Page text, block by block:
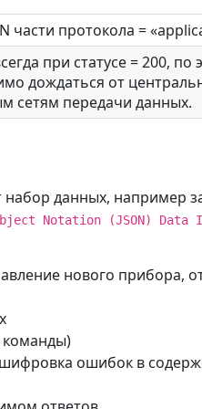
части протокола =
при статусе = 200,
дождаться от
сетям передачи данных.
данных, например
Notation (JSON) Data
нового прибора,
команды)
ошибок в